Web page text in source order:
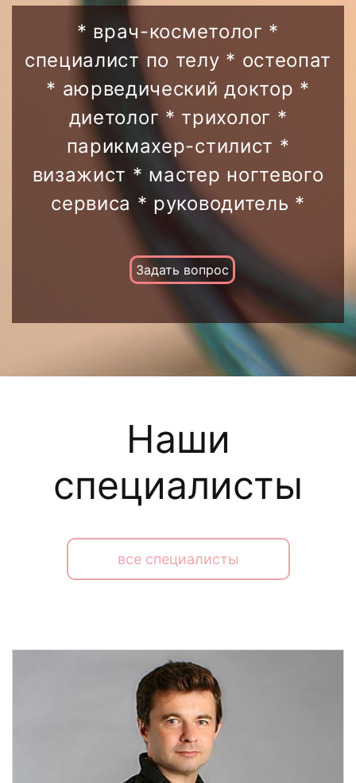
полуперманентное окрашивание
коррекция перманентного макияжа
* врач-косметолог *
специалист по телу * остеопат
* аюрведический доктор *
диетолог * трихолог *
парикмахер-стилист *
визажист * мастер ногтевого
сервиса * руководитель *
Задать вопрос
Наши
специалисты
все специалисты